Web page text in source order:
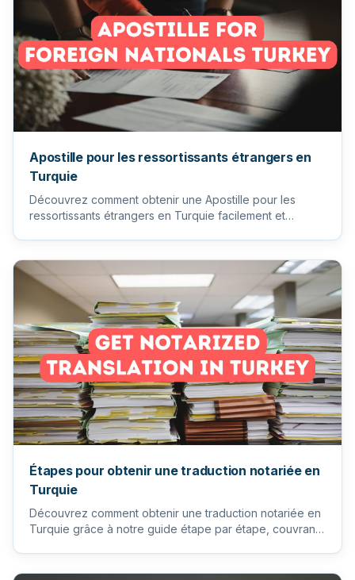
Apostille pour les ressortissants étrangers en
Turquie
Découvrez comment obtenir une Apostille pour les
ressortissants étrangers en Turquie facilement et
Étapes pour obtenir une traduction notariée en
Turquie
Découvrez comment obtenir une traduction notariée en
Turquie grâce à notre guide étape par étape, couvrant